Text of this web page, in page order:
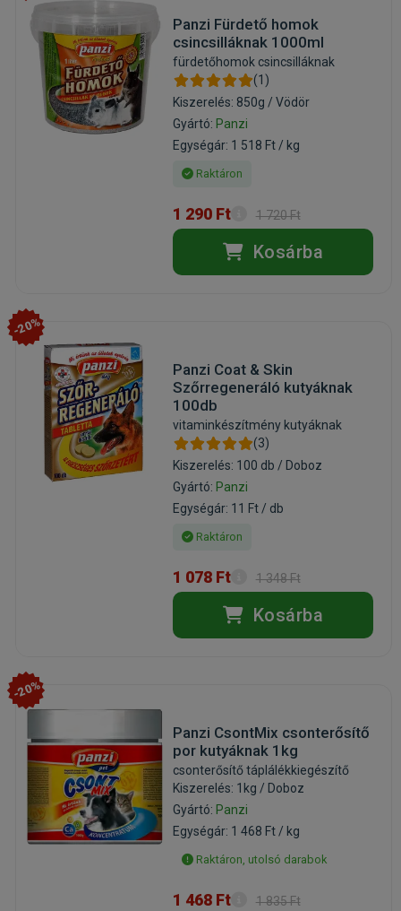
Panzi Fürdető homok
csincsilláknak 1000ml
fürdetőhomok csincsilláknak
(1)
Kiszerelés: 850g / Vödör
Gyártó: Panzi
Egységár: 1 518 Ft / kg
Raktáron
1 290 Ft 1 720 Ft
Kosárba
-20%
Panzi Coat & Skin
Szőrregeneráló kutyáknak
100db
vitaminkészítmény kutyáknak
(3)
Kiszerelés: 100 db / Doboz
Gyártó: Panzi
Egységár: 11 Ft / db
Raktáron
1 078 Ft 1 348 Ft
Kosárba
-20%
Panzi CsontMix csonterősítő
por kutyáknak 1kg
csonterősítő táplálékkiegészítő
Kiszerelés: 1kg / Doboz
Gyártó: Panzi
Egységár: 1 468 Ft / kg
Raktáron, utolsó darabok
1 468 Ft 1 835 Ft